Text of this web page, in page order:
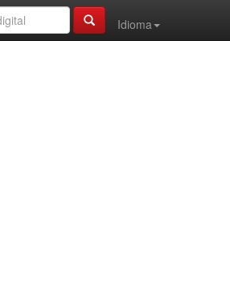
Idioma